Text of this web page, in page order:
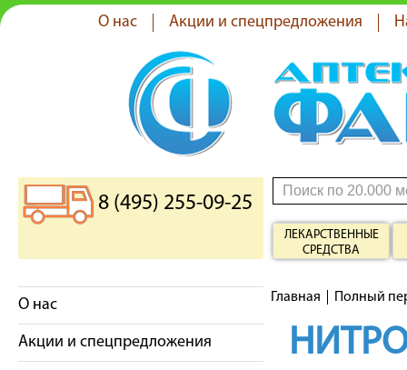
О нас Акции и спецпредложения
8 (495) 255-09-25
ЛЕКАРСТВЕННЫЕ
СРЕДСТВА
О нас
Акции и спецпредложения
Главная Полный